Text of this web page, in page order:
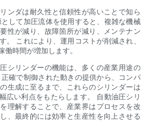
ンダは耐久性と信頼性が高いことで知ら
して加圧流体を使用すると、複雑な機械
性が減り、故障箇所が減り、メンテナン
。 これにより、運用コストが削減され、
働時間が増加します。
シリンダーの機能は、多くの産業用途の
確で制御された動きの提供から、コンパ
生成に至るまで、これらのシリンダーは
広い利点をもたらします。 自動油圧シリ
理解することで、産業界はプロセスを改
、最終的には効率と生産性を向上させる